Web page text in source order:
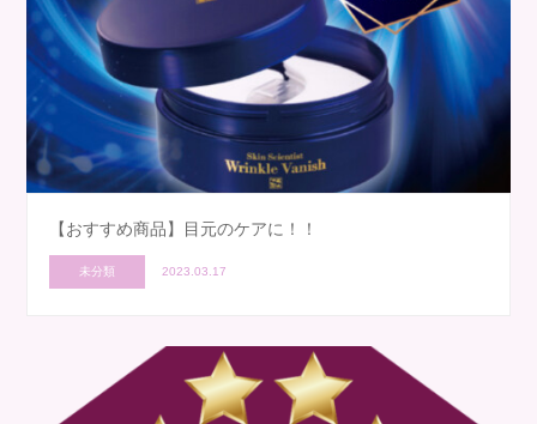
【おすすめ商品】目元のケアに！！
未分類 2023.03.17